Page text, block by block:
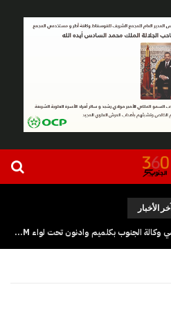
آخر الأخبار
تجديد المكتب الجهوي لأطر ومستخدمي وكالة الجنوب بكلميم وادنون تحت لواء UGTM